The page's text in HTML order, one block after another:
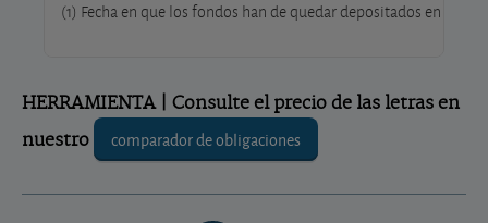
(1) Fecha en que los fondos han de quedar depositados en el
HERRAMIENTA | Consulte el precio de las letras en
nuestro
comparador de obligaciones